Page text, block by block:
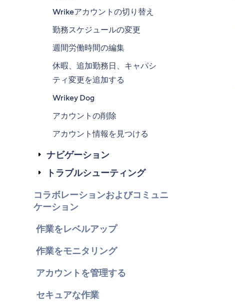
Wrikeアカウントの切り替え
勤務スケジュールの変更
週間労働時間の編集
休暇、追加勤務日、キャパシ
ティ変更を追加する
Wrikey Dog
アカウントの削除
アカウント情報を見つける
ナビゲーション
トラブルシューティング
コラボレーションおよびコミュニ
ケーション
作業をレベルアップ
作業をモニタリング
アカウントを管理する
セキュアな作業